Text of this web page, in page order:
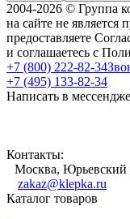
2004-2026 ©
на сайте не
предоставляете
и соглашаетесь с
+7 (800) 222-82-34
+7 (495) 133-82-34
Написать в
Контакты:
Москва, Юрьевский
zakaz@klepka.ru
Каталог товаров